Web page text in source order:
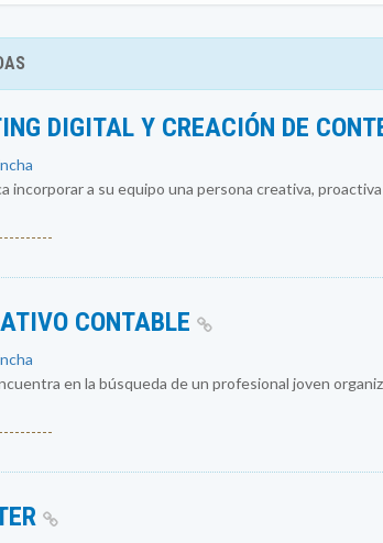
DIGITAL Y CREACIÓN DE
incorporar a su equipo una persona creativa,
CONTABLE
en la búsqueda de un profesional joven